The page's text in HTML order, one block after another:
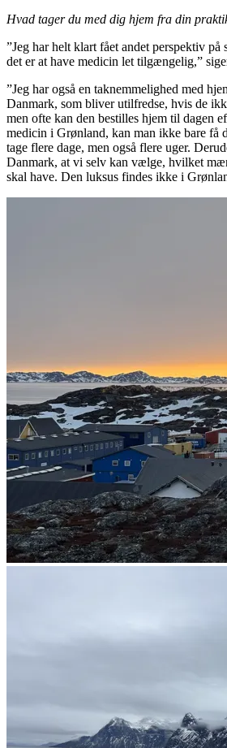
Hvad tager du med dig hjem fra din
”Jeg har helt klart fået andet perspektiv
det er at have medicin let tilgængelig,”
”Jeg har også en taknemmelighed med
Danmark, som bliver utilfredse, hvis de
men ofte kan den bestilles hjem til dagen
medicin i Grønland, kan man ikke bare få
tage flere dage, men også flere uger.
Danmark, at vi selv kan vælge, hvilket
skal have. Den luksus findes ikke i